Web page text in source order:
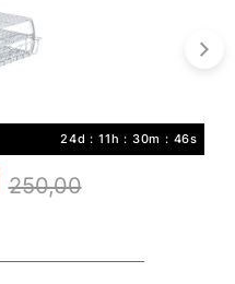
24d : 11h : 30m : 46s
250,00